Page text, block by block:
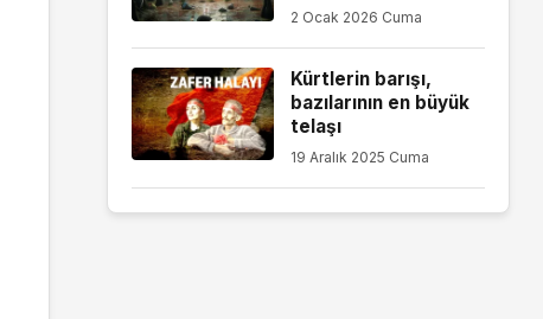
2 Ocak 2026 Cuma
Kürtlerin barışı,
bazılarının en büyük
telaşı
19 Aralık 2025 Cuma